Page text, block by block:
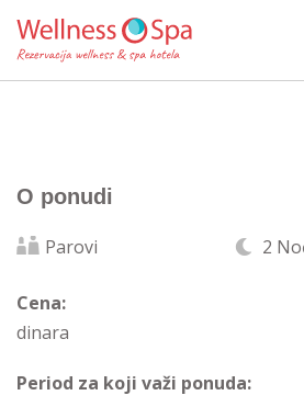
O ponudi
Parovi 2
Cena:
dinara
Period za koji važi ponuda: